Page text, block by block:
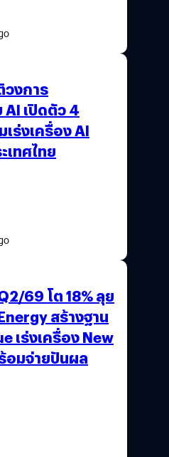
วงการ
เปิดตัว 4
ร่งเครื่อง AI
เทศไทย
69 โต 18% ลุย
สร้างฐาน
เร่งเครื่อง New
อมจ่ายปันผล